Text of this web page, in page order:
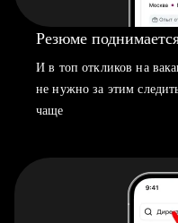
Резюме
И в топ откликов на
не нужно за этим
чаще